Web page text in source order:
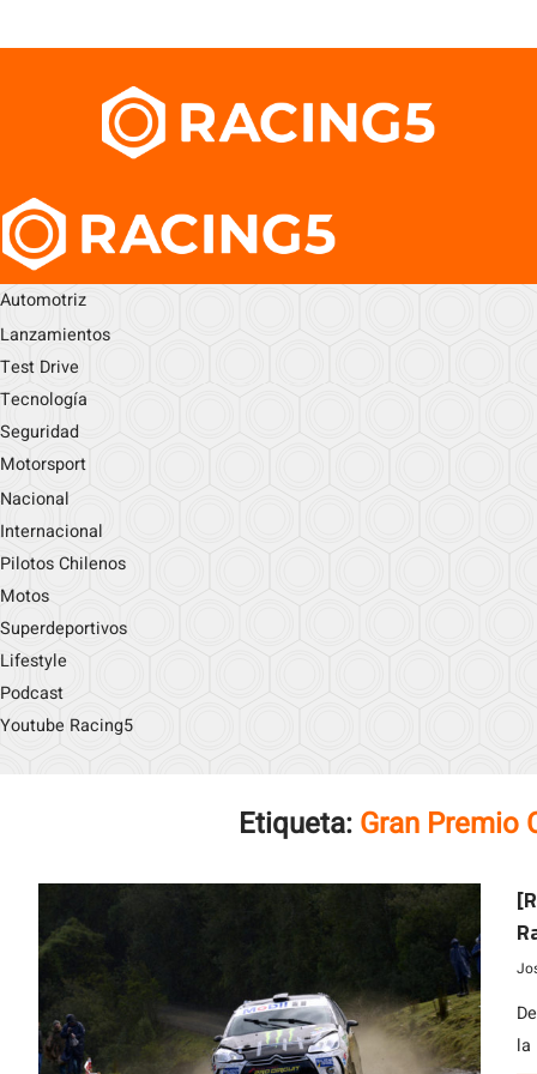
Automotriz
Lanzamientos
Test Drive
Tecnología
Seguridad
Motorsport
Nacional
Internacional
Pilotos Chilenos
Motos
Superdeportivos
Lifestyle
Podcast
Youtube Racing5
Etiqueta: Gran Premio
la